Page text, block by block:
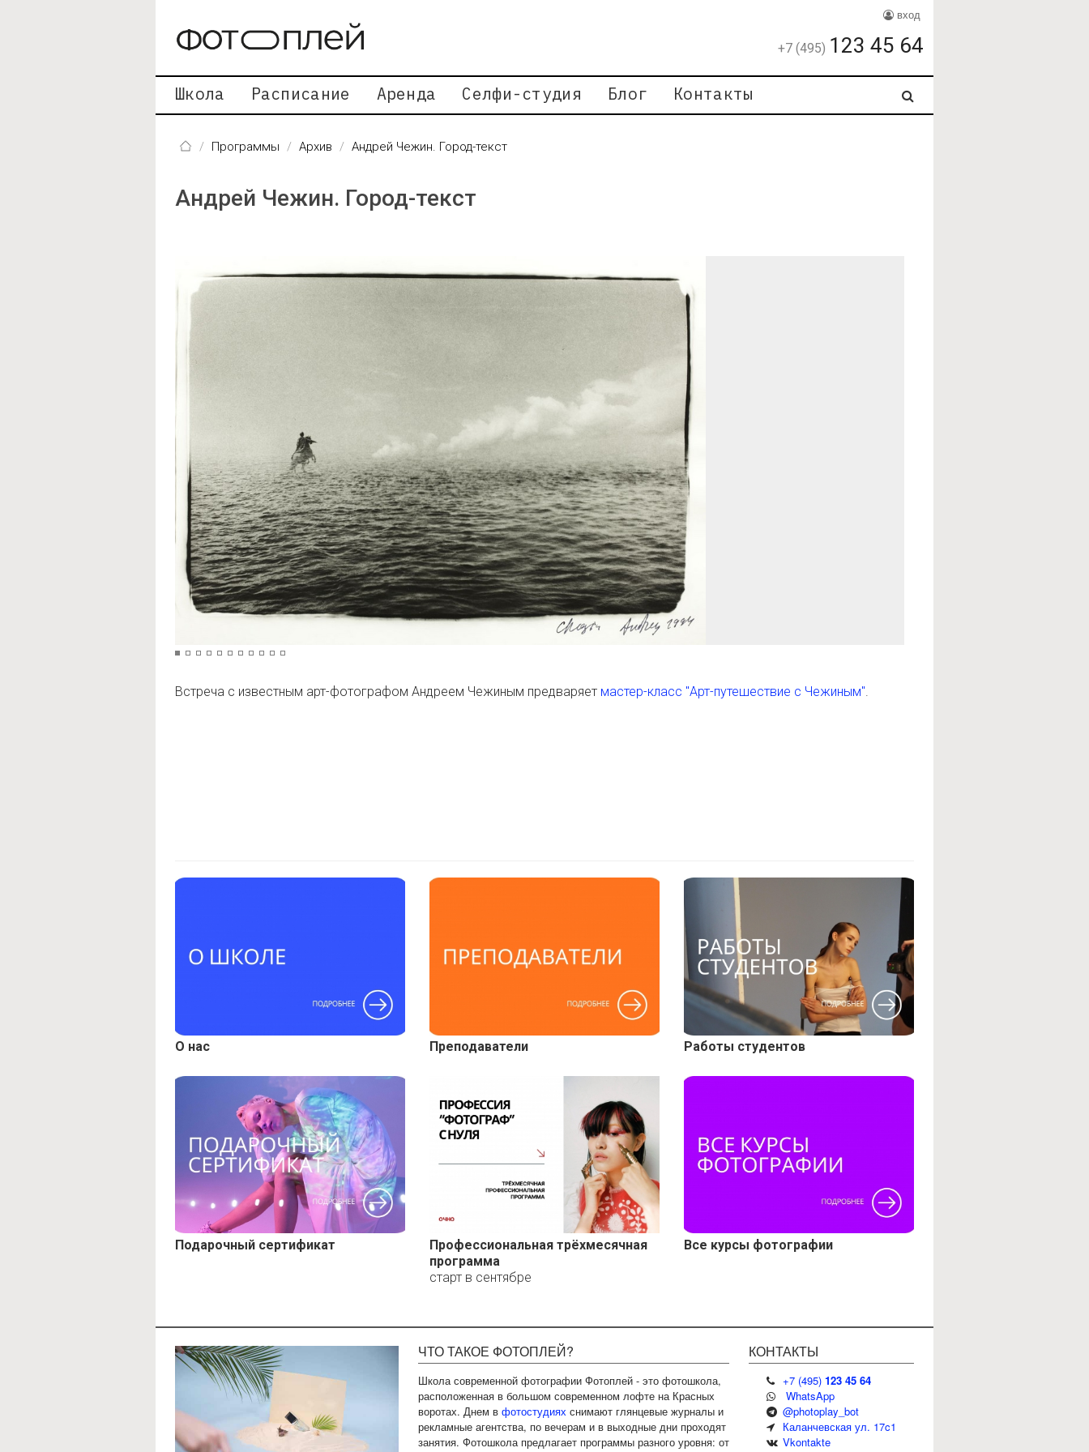
вход
+7 (495) 123 45 64
Школа Расписание Аренда Селфи-студия Блог Контакты
Программы Архив Андрей Чежин. Город-текст
Андрей Чежин. Город-текст
Встреча с известным арт-фотографом Андреем Чежиным предваряет мастер-класс "Арт-путешествие с Чежиным".
О нас Преподаватели Работы студентов
Подарочный сертификат
Профессиональная трёхмесячная
программа
старт в сентябре
Все курсы фотографии
ЧТО ТАКОЕ ФОТОПЛЕЙ?
Школа современной фотографии Фотоплей - это фотошкола,
расположенная в большом современном лофте на Красных
воротах. Днем в фотостудиях снимают глянцевые журналы и
рекламные агентства, по вечерам и в выходные дни проходят
занятия. Фотошкола предлагает программы разного уровня: от
КОНТАКТЫ
+7 (495)123 45 64
WhatsApp
@photoplay_bot
Каланчевская ул. 17c1
Vkontakte